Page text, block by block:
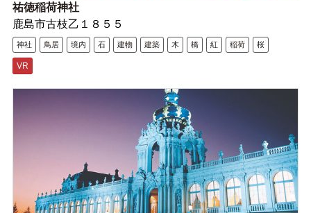
祐徳稲荷神社
鹿島市古枝乙１８５５
神社 鳥居 境内 石 建物 建築 木 橋 紅 稲荷 桜
VR